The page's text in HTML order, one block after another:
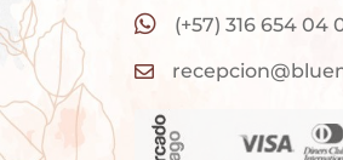
(+57) 316 654 04